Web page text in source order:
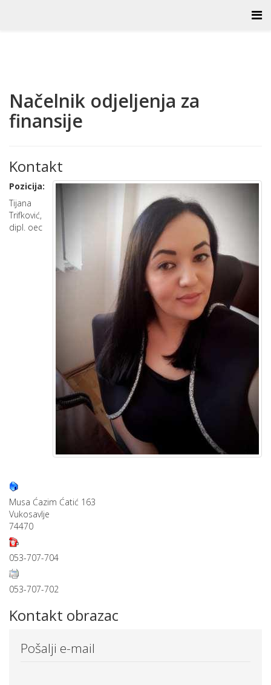
Načelnik odjeljenja za
finansije
Kontakt
Pozicija:
Tijana
Trifković,
dipl. oec
Musa Ćazim Ćatić 163
Vukosavlje
74470
053-707-704
053-707-702
Kontakt obrazac
Pošalji e-mail